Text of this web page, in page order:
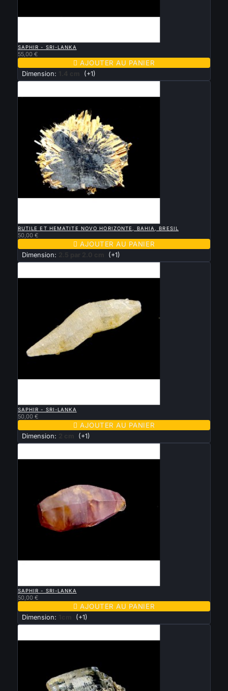
SAPHIR - SRI-LANKA
55,00 €
 AJOUTER AU PANIER
Dimension: 1.4 cm (+1)
RUTILE ET HEMATITE NOVO HORIZONTE, BAHIA, BRESIL
50,00 €
 AJOUTER AU PANIER
Dimension: 2.5 par 2.0 cm (+1)
SAPHIR - SRI-LANKA
50,00 €
 AJOUTER AU PANIER
Dimension: 2 cm (+1)
SAPHIR - SRI-LANKA
50,00 €
 AJOUTER AU PANIER
Dimension: 1cm (+1)